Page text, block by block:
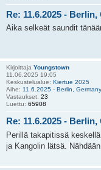
Re: 11.6.2025 -
Aika selkeät saundit
Kirjoittaja Youngstown
11.06.2025 19:05
Keskustelualue: Kiertue 2025
Aihe: 11.6.2025 - Berlin,
Vastaukset: 23
Luettu: 65908
Re: 11.6.2025 -
Perillä takapitissä
ja Kangolin lätsä.